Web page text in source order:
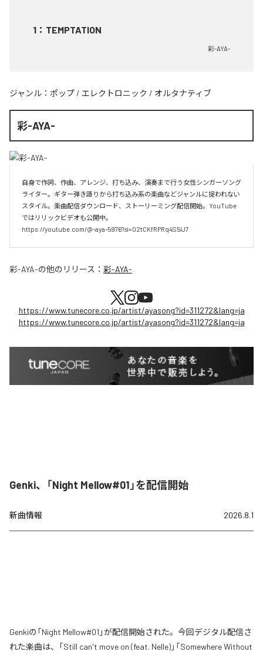
1 ： TEMPTATION
彩-AYA-
ジャンル： ポップ / エレクトロニック / オルタナティブ
彩-AYA-
自身で作詞、作曲、アレンジ、打ち込み、演奏まで行う女性シンガーソング
ライター。ギター弾き語りから打ち込み系の楽曲などジャンルに捉われない
スタイル。楽曲配信ダウンロード、ストーリーミング配信開始。YouTube
ではリリックビデオも公開中。
https://youtube.com/@-aya-5976?si=02tCKfRPRq4S5lJ7
彩-AYA-の他のリリース： 彩-AYA-
https://www.tunecore.co.jp/artist/ayasong?id=311272&lang=ja
https://www.tunecore.co.jp/artist/ayasong?id=311272&lang=ja
Genki、「Night Mellow#01」を配信開始
新曲情報 2026.8.1
Genkiの「Night Mellow#01」が配信開始された。今回デジタル配信さ
れた楽曲は、「Still can't move on (feat. Nelle)」「Somewhere Without